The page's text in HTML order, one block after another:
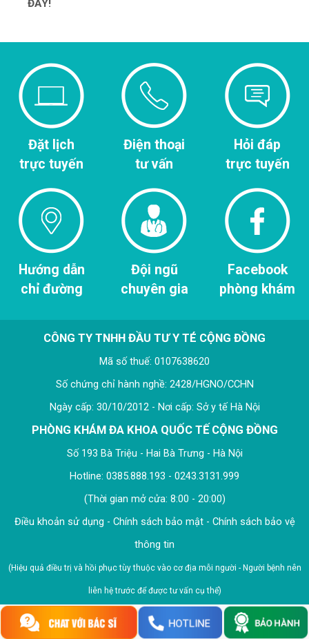
ĐẤY!
Đặt lịch
trực tuyến
Điện thoại
tư vấn
Hỏi đáp
trực tuyến
Hướng dẫn
chỉ đường
Đội ngũ
chuyên gia
Facebook
phòng khám
CÔNG TY TNHH ĐẦU TƯ Y TÉ CỘNG ĐỒNG
Mã số thuế: 0107638620
Số chứng chỉ hành nghề: 2428/HGNO/CCHN
Ngày cấp: 30/10/2012 - Nơi cấp: Sở y tế Hà Nội
PHÒNG KHÁM ĐA KHOA QUỐC TẾ CỘNG ĐỒNG
Số 193 Bà Triệu - Hai Bà Trưng - Hà Nội
Hotline: 0385.888.193 - 0243.3131.999
(Thời gian mở cửa: 8:00 - 20:00)
Điều khoản sử dụng - Chính sách bảo mật- Chính sách bảo vệ
thông tin
(Hiệu quả điều trị và hồi phục tùy thuộc vào cơ địa mỗi người - Người bệnh nên
liên hệ trước để được tư vấn cụ thể)